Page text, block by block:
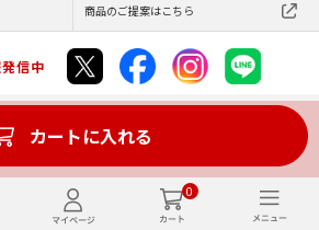
0
カートに入れる
商品のご提案はこちら
信中